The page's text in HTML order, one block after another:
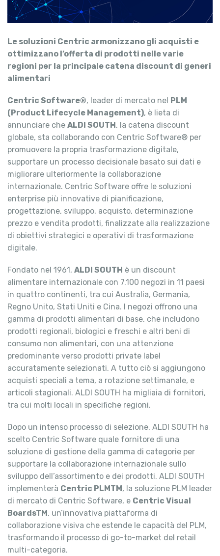
Le soluzioni Centric armonizzano gli acquisti e
ottimizzano l’offerta di prodotti nelle varie
regioni per la principale catena discount di generi
alimentari
Centric Software®, leader di mercato nel PLM
(Product Lifecycle Management), è lieta di
annunciare che ALDI SOUTH, la catena discount
globale, sta collaborando con Centric Software® per
promuovere la propria trasformazione digitale,
supportare un processo decisionale basato sui dati e
migliorare ulteriormente la collaborazione
internazionale. Centric Software offre le soluzioni
enterprise più innovative di pianificazione,
progettazione, sviluppo, acquisto, determinazione
prezzo e vendita prodotti, finalizzate alla realizzazione
di obiettivi strategici e operativi di trasformazione
digitale.
Fondato nel 1961, ALDI SOUTH è un discount
alimentare internazionale con 7.100 negozi in 11 paesi
in quattro continenti, tra cui Australia, Germania,
Regno Unito, Stati Uniti e Cina. I negozi offrono una
gamma di prodotti alimentari di base, che includono
prodotti regionali, biologici e freschi e altri beni di
consumo non alimentari, con una attenzione
predominante verso prodotti private label
accuratamente selezionati. A tutto ciò si aggiungono
acquisti speciali a tema, a rotazione settimanale, e
articoli stagionali. ALDI SOUTH ha migliaia di fornitori,
tra cui molti locali in specifiche regioni.
Dopo un intenso processo di selezione, ALDI SOUTH ha
scelto Centric Software quale fornitore di una
soluzione di gestione della gamma di categorie per
supportare la collaborazione internazionale sullo
sviluppo dell’assortimento e dei prodotti. ALDI SOUTH
implementerà Centric PLMTM, la soluzione PLM leader
di mercato di Centric Software, e Centric Visual
BoardsTM, un’innovativa piattaforma di
collaborazione visiva che estende le capacità del PLM,
trasformando il processo di go-to-market del retail
multi-categoria.